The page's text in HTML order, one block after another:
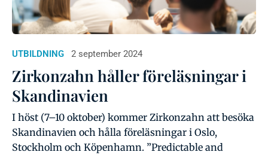
UTBILDNING 2 september 2024
Zirkonzahn håller föreläsningar i
Skandinavien
I höst (7–10 oktober) kommer Zirkonzahn att besöka
Skandinavien och hålla föreläsningar i Oslo,
Stockholm och Köpenhamn. ”Predictable and